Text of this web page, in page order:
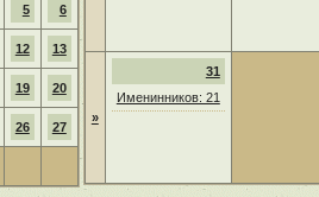
5 6
12 13
19 20
26 27
»
31
Именинников: 21